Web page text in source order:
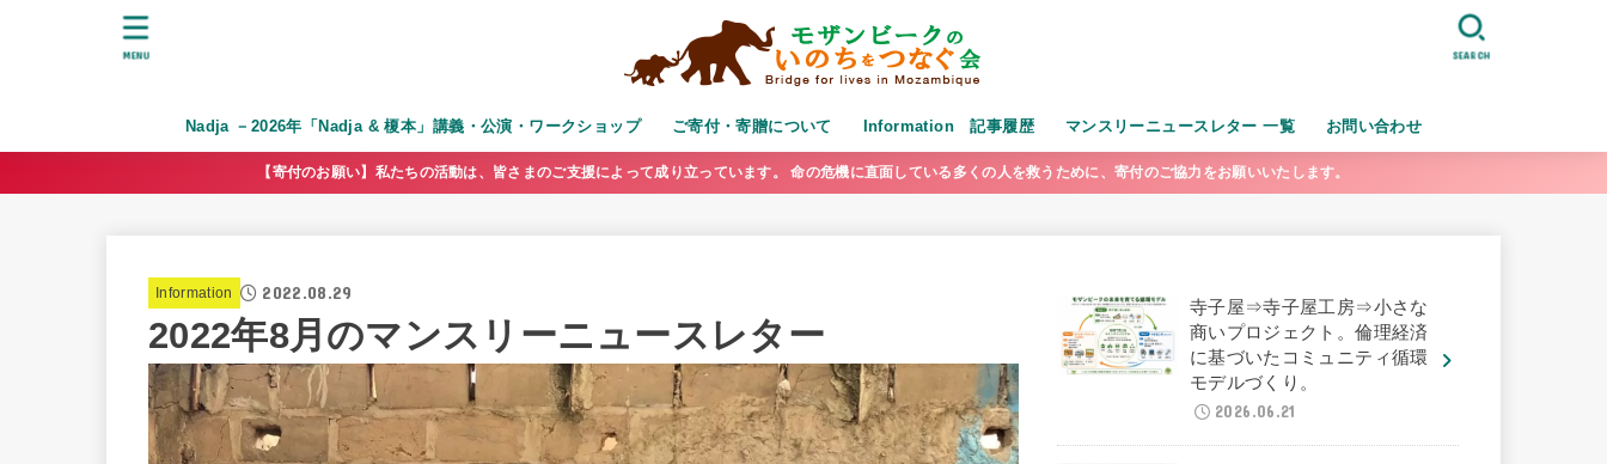
Nadja －2026年「Nadja & 榎本」講義・公演・ワークショップ ご寄付・寄贈について Information 記事履歴 マンスリーニュースレター 一覧 お問い合わせ
SEARCH
MENU
【寄付のお願い】私たちの活動は、皆さまのご支援によって成り立っています。 命の危機に直面している多くの人を救うために、寄付のご協力をお願いいたします。
Information 2022.08.29
2022年8月のマンスリーニュースレター
寺子屋⇒寺子屋工房⇒小さな
商いプロジェクト。倫理経済
に基づいたコミュニティ循環
モデルづくり。
2026.06.21